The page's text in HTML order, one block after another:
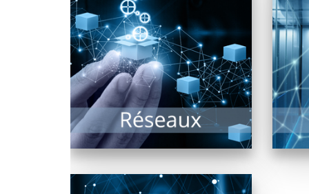
En confiant aux revendeurs
membres de FRP2i le
déploiement, l’administration
et la supervision de systèmes
réseaux,...
EN SAVOIR PLUS